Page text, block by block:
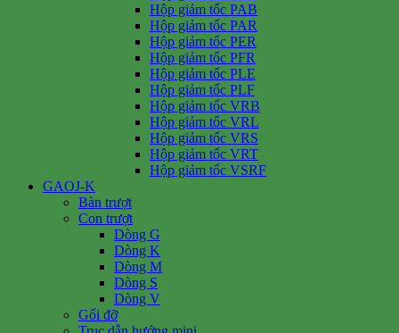
Hộp giảm tốc PAB
Hộp giảm tốc PAR
Hộp giảm tốc PER
Hộp giảm tốc PFR
Hộp giảm tốc PLE
Hộp giảm tốc PLF
Hộp giảm tốc VRB
Hộp giảm tốc VRL
Hộp giảm tốc VRS
Hộp giảm tốc VRT
Hộp giảm tốc VSRF
GAOJ-K
Bàn trượt
Con trượt
Dòng G
Dòng K
Dòng M
Dòng S
Dòng V
Gối đỡ